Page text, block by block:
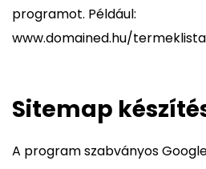
programot. Például:
www.domained.hu/
Sitemap
A program szabványos